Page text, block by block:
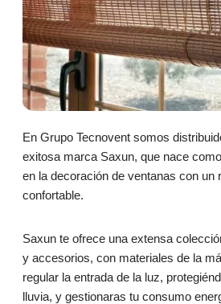
En Grupo Tecnovent somos
exitosa marca Saxun, que nace
en la decoración de ventanas con un
confortable.
Saxun te ofrece una extensa
y accesorios, con materiales de la
regular la entrada de la luz,
lluvia, y gestionaras tu consumo